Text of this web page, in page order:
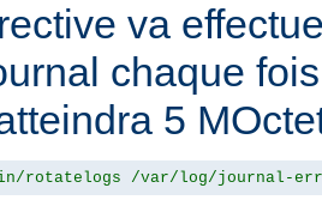
va
chaque
5
rotatelogs /var/log/journal-